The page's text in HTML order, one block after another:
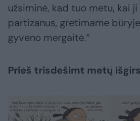
užsiminė, kad tuo metu, kai
partizanus, gretimame
gyveno mergaitė.“
Prieš trisdešimt metų